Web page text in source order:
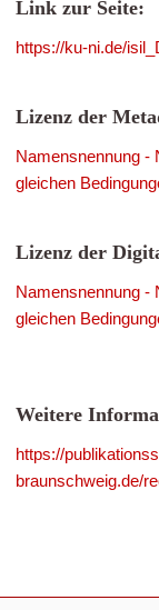
Link zur Seite:
https://ku-ni.de/
Lizenz der
Namensnennung -
gleichen
Lizenz der
Namensnennung -
gleichen
Weitere
https://
braunschweig.de/